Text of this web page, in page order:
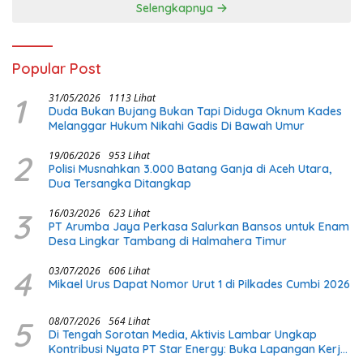
Selengkapnya
Popular Post
1 31/05/2026 1113 Lihat
Duda Bukan Bujang Bukan Tapi Diduga Oknum Kades
Melanggar Hukum Nikahi Gadis Di Bawah Umur
2 19/06/2026 953 Lihat
Polisi Musnahkan 3.000 Batang Ganja di Aceh Utara,
Dua Tersangka Ditangkap
3 16/03/2026 623 Lihat
PT Arumba Jaya Perkasa Salurkan Bansos untuk Enam
Desa Lingkar Tambang di Halmahera Timur
4 03/07/2026 606 Lihat
Mikael Urus Dapat Nomor Urut 1 di Pilkades Cumbi 2026
5 08/07/2026 564 Lihat
Di Tengah Sorotan Media, Aktivis Lambar Ungkap
Kontribusi Nyata PT Star Energy: Buka Lapangan Kerja